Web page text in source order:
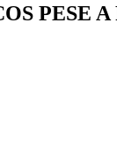
PESE